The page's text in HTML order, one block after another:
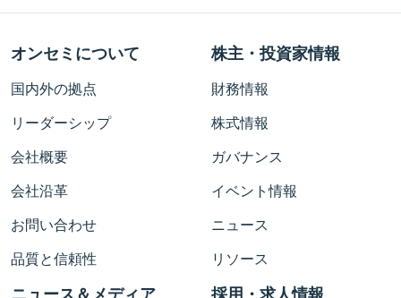
オンセミについて
国内外の拠点
リーダーシップ
会社概要
会社沿革
お問い合わせ
品質と信頼性
株主・投資家情報
財務情報
株式情報
ガバナンス
イベント情報
ニュース
リソース
ニュース＆メディア 採用・求人情報